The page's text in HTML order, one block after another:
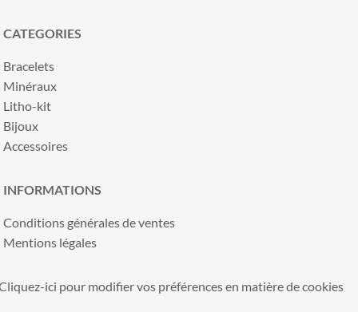
CATEGORIES
Bracelets
Minéraux
Litho-kit
Bijoux
Accessoires
INFORMATIONS
Conditions générales de ventes
Mentions légales
ici pour modifier vos préférences en matière de cookies